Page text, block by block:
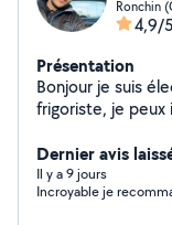
Ronchin
4,9/5
Présentation
Bonjour je suis
frigoriste, je
Dernier avis
Il y a 9 jours
Incroyable je